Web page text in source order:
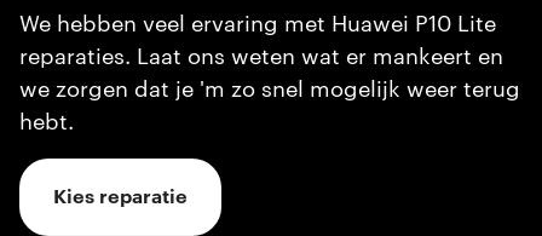
We hebben veel ervaring met Huawei P10 Lite
reparaties. Laat ons weten wat er mankeert en
we zorgen dat je 'm zo snel mogelijk weer terug
hebt.
Kies reparatie